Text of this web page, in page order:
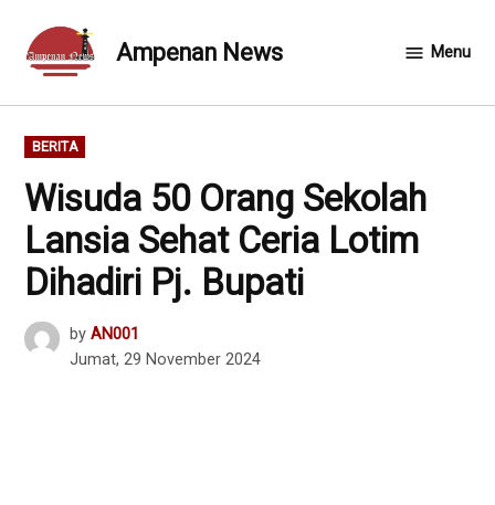
content
Ampenan News Menu
POSTED
IN
BERITA
Wisuda 50 Orang Sekolah
Lansia Sehat Ceria Lotim
Dihadiri Pj. Bupati
by AN001
Jumat, 29 November 2024